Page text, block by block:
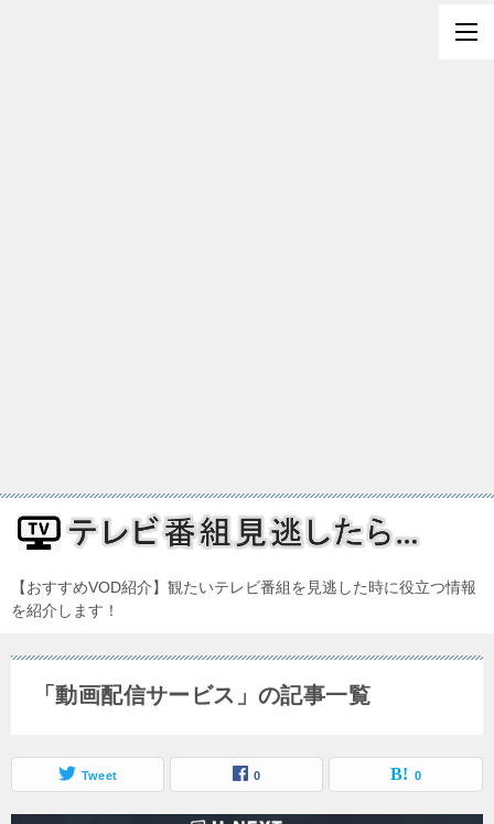
【おすすめVOD紹介】観たいテレビ番組を見逃した時に役立つ情報
を紹介します！
「動画配信サービス」の記事一覧
Tweet 0 0